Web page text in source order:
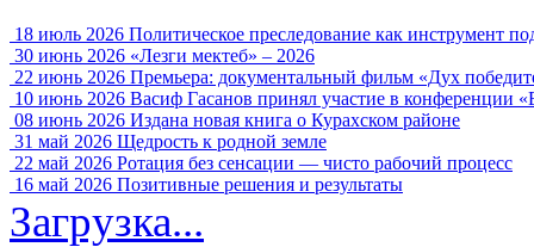
18 июль 2026 Политическое преследование как инструмент
30 июнь 2026 «Лезги мектеб» – 2026
22 июнь 2026 Премьера: документальный фильм «Дух
10 июнь 2026 Васиф Гасанов принял участие в конференции
08 июнь 2026 Издана новая книга о Курахском районе
31 май 2026 Щедрость к родной земле
22 май 2026 Ротация без сенсации — чисто рабочий процесс
16 май 2026 Позитивные решения и результаты
Загрузка...